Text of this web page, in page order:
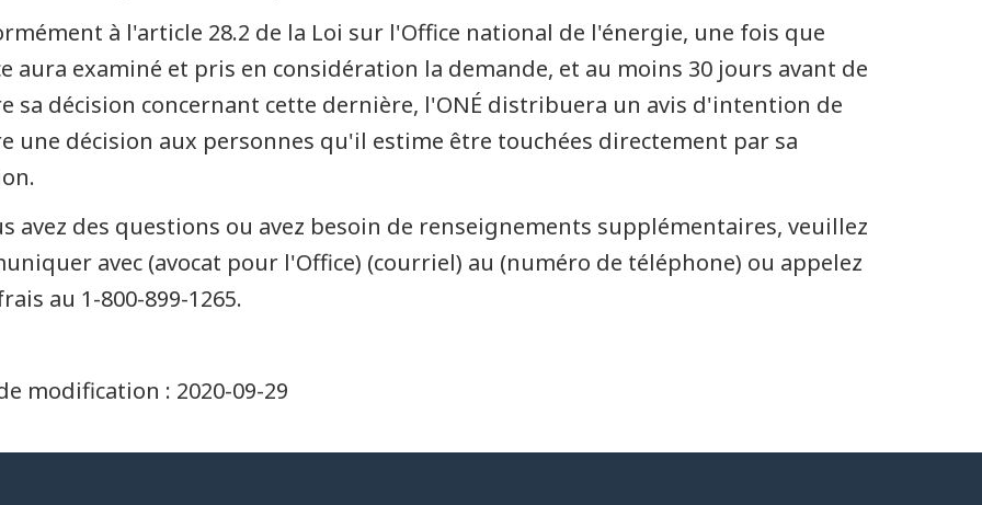
à l'article 28.2 de la Loi sur l'Office national de l'énergie, une fois que
aura examiné et pris en considération la demande, et au moins 30 jours avant de
sa décision concernant cette dernière, l'ONÉ distribuera un avis d'intention de
une décision aux personnes qu'il estime être touchées directement par sa
avez des questions ou avez besoin de renseignements supplémentaires, veuillez
avec (avocat pour l'Office) (courriel) au (numéro de téléphone) ou appelez
au 1-800-899-1265.
modification : 2020-09-29